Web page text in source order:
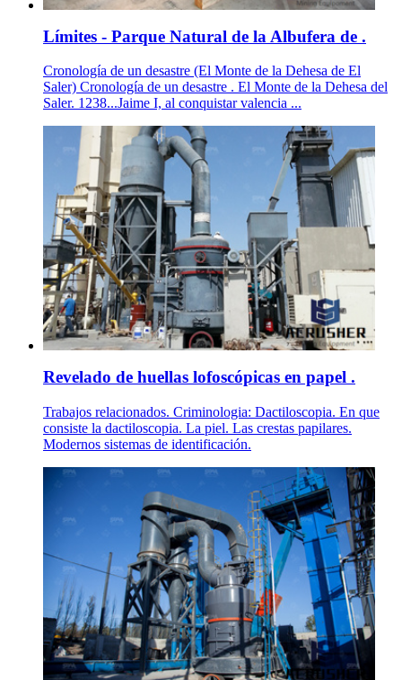
Límites - Parque Natural de la Albufera de .
Cronología de un desastre (El Monte de la Dehesa de El
Saler) Cronología de un desastre . El Monte de la Dehesa del
Saler. 1238...Jaime I, al conquistar valencia ...
Revelado de huellas lofoscópicas en papel .
Trabajos relacionados. Criminologia: Dactiloscopia. En que
consiste la dactiloscopia. La piel. Las crestas papilares.
Modernos sistemas de identificación.